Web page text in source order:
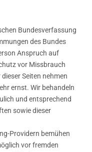
Bundesverfassung
des Bundes
Anspruch auf
vor Missbrauch
Seiten nehmen
ernst. Wir behandeln
und entsprechend
sowie dieser
Providern bemühen
vor fremden